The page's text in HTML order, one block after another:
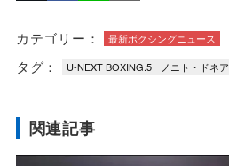
カテゴリー： 最新ボクシングニュース
タグ： U-NEXT BOXING.5 ノニト・ドネア
関連記事